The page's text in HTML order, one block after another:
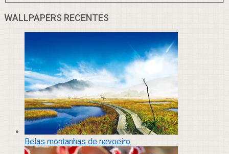
WALLPAPERS RECENTES
Belas montanhas de nevoeiro